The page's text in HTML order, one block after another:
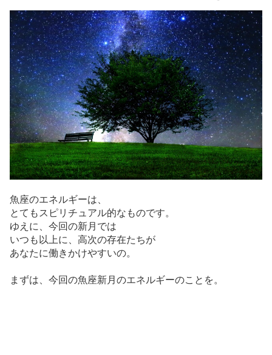
魚座のエネルギーは、
とてもスピリチュアル的なものです。
ゆえに、今回の新月では
いつも以上に、高次の存在たちが
あなたに働きかけやすいの。
まずは、今回の魚座新月のエネルギーのことを。